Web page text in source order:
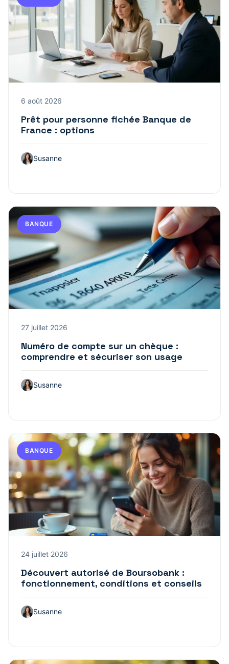
6 août 2026
Prêt pour personne fichée Banque de
France : options
Susanne
BANQUE
27 juillet 2026
Numéro de compte sur un chèque :
comprendre et sécuriser son usage
Susanne
BANQUE
24 juillet 2026
Découvert autorisé de Boursobank :
fonctionnement, conditions et conseils
Susanne